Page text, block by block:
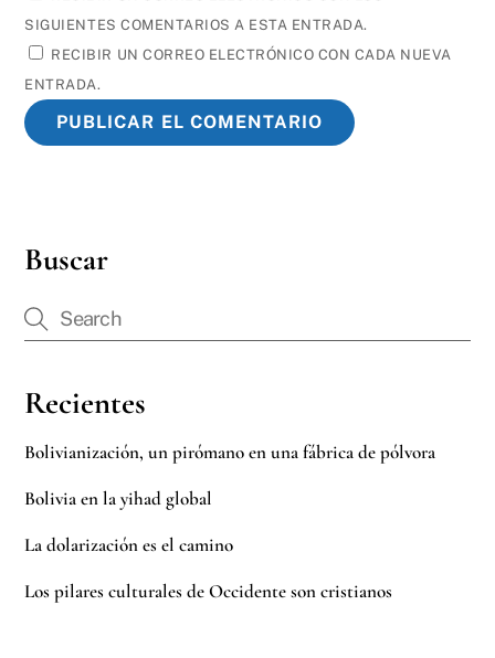
SIGUIENTES COMENTARIOS A ESTA ENTRADA.
RECIBIR UN CORREO ELECTRÓNICO CON CADA NUEVA
ENTRADA.
Buscar
Recientes
Bolivianización, un pirómano en una fábrica de pólvora
Bolivia en la yihad global
La dolarización es el camino
Los pilares culturales de Occidente son cristianos